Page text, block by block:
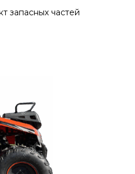
запасных частей